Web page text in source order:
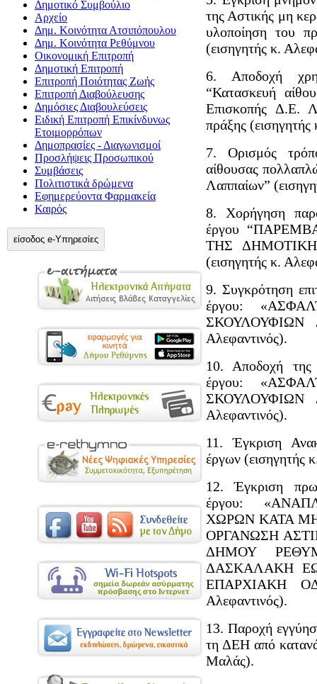
Δημοτικό Συμβούλιο
Αρχείο
Δημ. Κοινότητα Ατσιπόπουλου
Δημ. Κοινότητα Ρεθύμνου
Οικονομική Επιτροπή
Δημοτική Επιτροπή
Επιτροπή Ποιότητας Ζωής
Επιτροπή Διαβούλευσης
Δημόσιες Διαβουλεύσεις
Ειδική Επιτροπή Επικίνδυνως
Ετοιμορρόπων
Δημοπρασίες - Διαγωνισμοί
Προσλήψεις Προσωπικού
Συμβάσεις
Πολιτιστικά δρώμενα
Εφημερεύοντα Φαρμακεία
Καιρός
είσοδος e-Υπηρεσίες
της Αστικής μη
υλοποίηση του
(εισηγητής κ.
6. Αποδοχή
“Κατασκευή
Επισκοπής Δ.Ε.
πράξης
7. Ορισμός
αίθουσας
Λαππαίων”
8. Χορήγηση
έργου
ΤΗΣ
(εισηγητής κ.
9. Συγκρότηση
έργου:
ΣΚΟΥΛΟΥΦΙΩΝ
Αλεφαντινός).
10. Αποδοχή της
έργου:
ΣΚΟΥΛΟΥΦΙΩΝ
Αλεφαντινός).
11. Έγκριση
έργων (εισηγητής
12. Έγκριση
έργου:
ΧΩΡΩΝ ΚΑΤΑ
ΟΡΓΑΝΩΣΗ
ΔΗΜΟΥ
ΔΑΣΚΑΛΑΚΗ
ΕΠΑΡΧΙΑΚΗ
Αλεφαντινός).
13. Παροχή
τη ΔΕΗ από
Μαλάς).